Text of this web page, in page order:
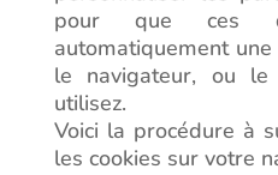
pour que ces
automatiquement
le navigateur, ou
utilisez.
Voici la procédure à
les cookies sur votre